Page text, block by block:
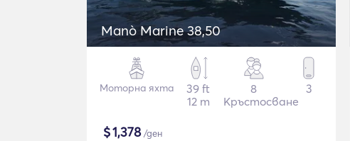
Manò Marine 38,50
Моторна яхта
39 ft
12 m
8
Кръстосване
3
$1,378/ден